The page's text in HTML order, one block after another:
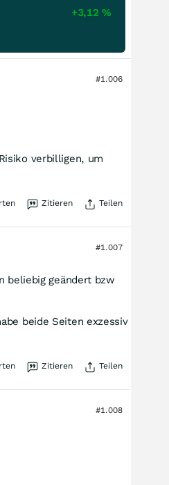
+3,12%
#1.006
verbilligen, um
Zitieren Teilen
#1.007
beliebig geändert bzw
beide Seiten exzessiv
Zitieren Teilen
#1.008